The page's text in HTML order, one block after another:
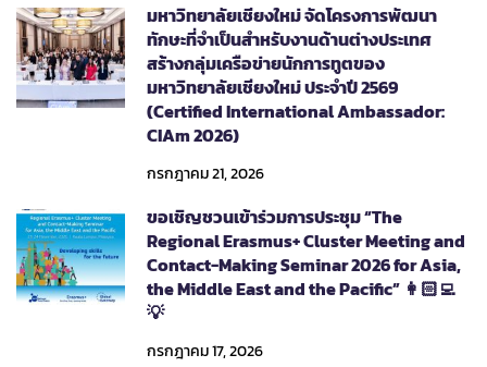
มหาวิทยาลัยเชียงใหม่ จัดโครงการพัฒนา
ทักษะที่จำเป็นสำหรับงานด้านต่างประเทศ
สร้างกลุ่มเครือข่ายนักการทูตของ
มหาวิทยาลัยเชียงใหม่ ประจำปี 2569
(Certified International Ambassador:
CIAm 2026)
กรกฎาคม 21, 2026
ขอเชิญชวนเข้าร่วมการประชุม “The
Regional Erasmus+ Cluster Meeting and
Contact-Making Seminar 2026 for Asia,
the Middle East and the Pacific” 👩🏻‍💻
💡
กรกฎาคม 17, 2026